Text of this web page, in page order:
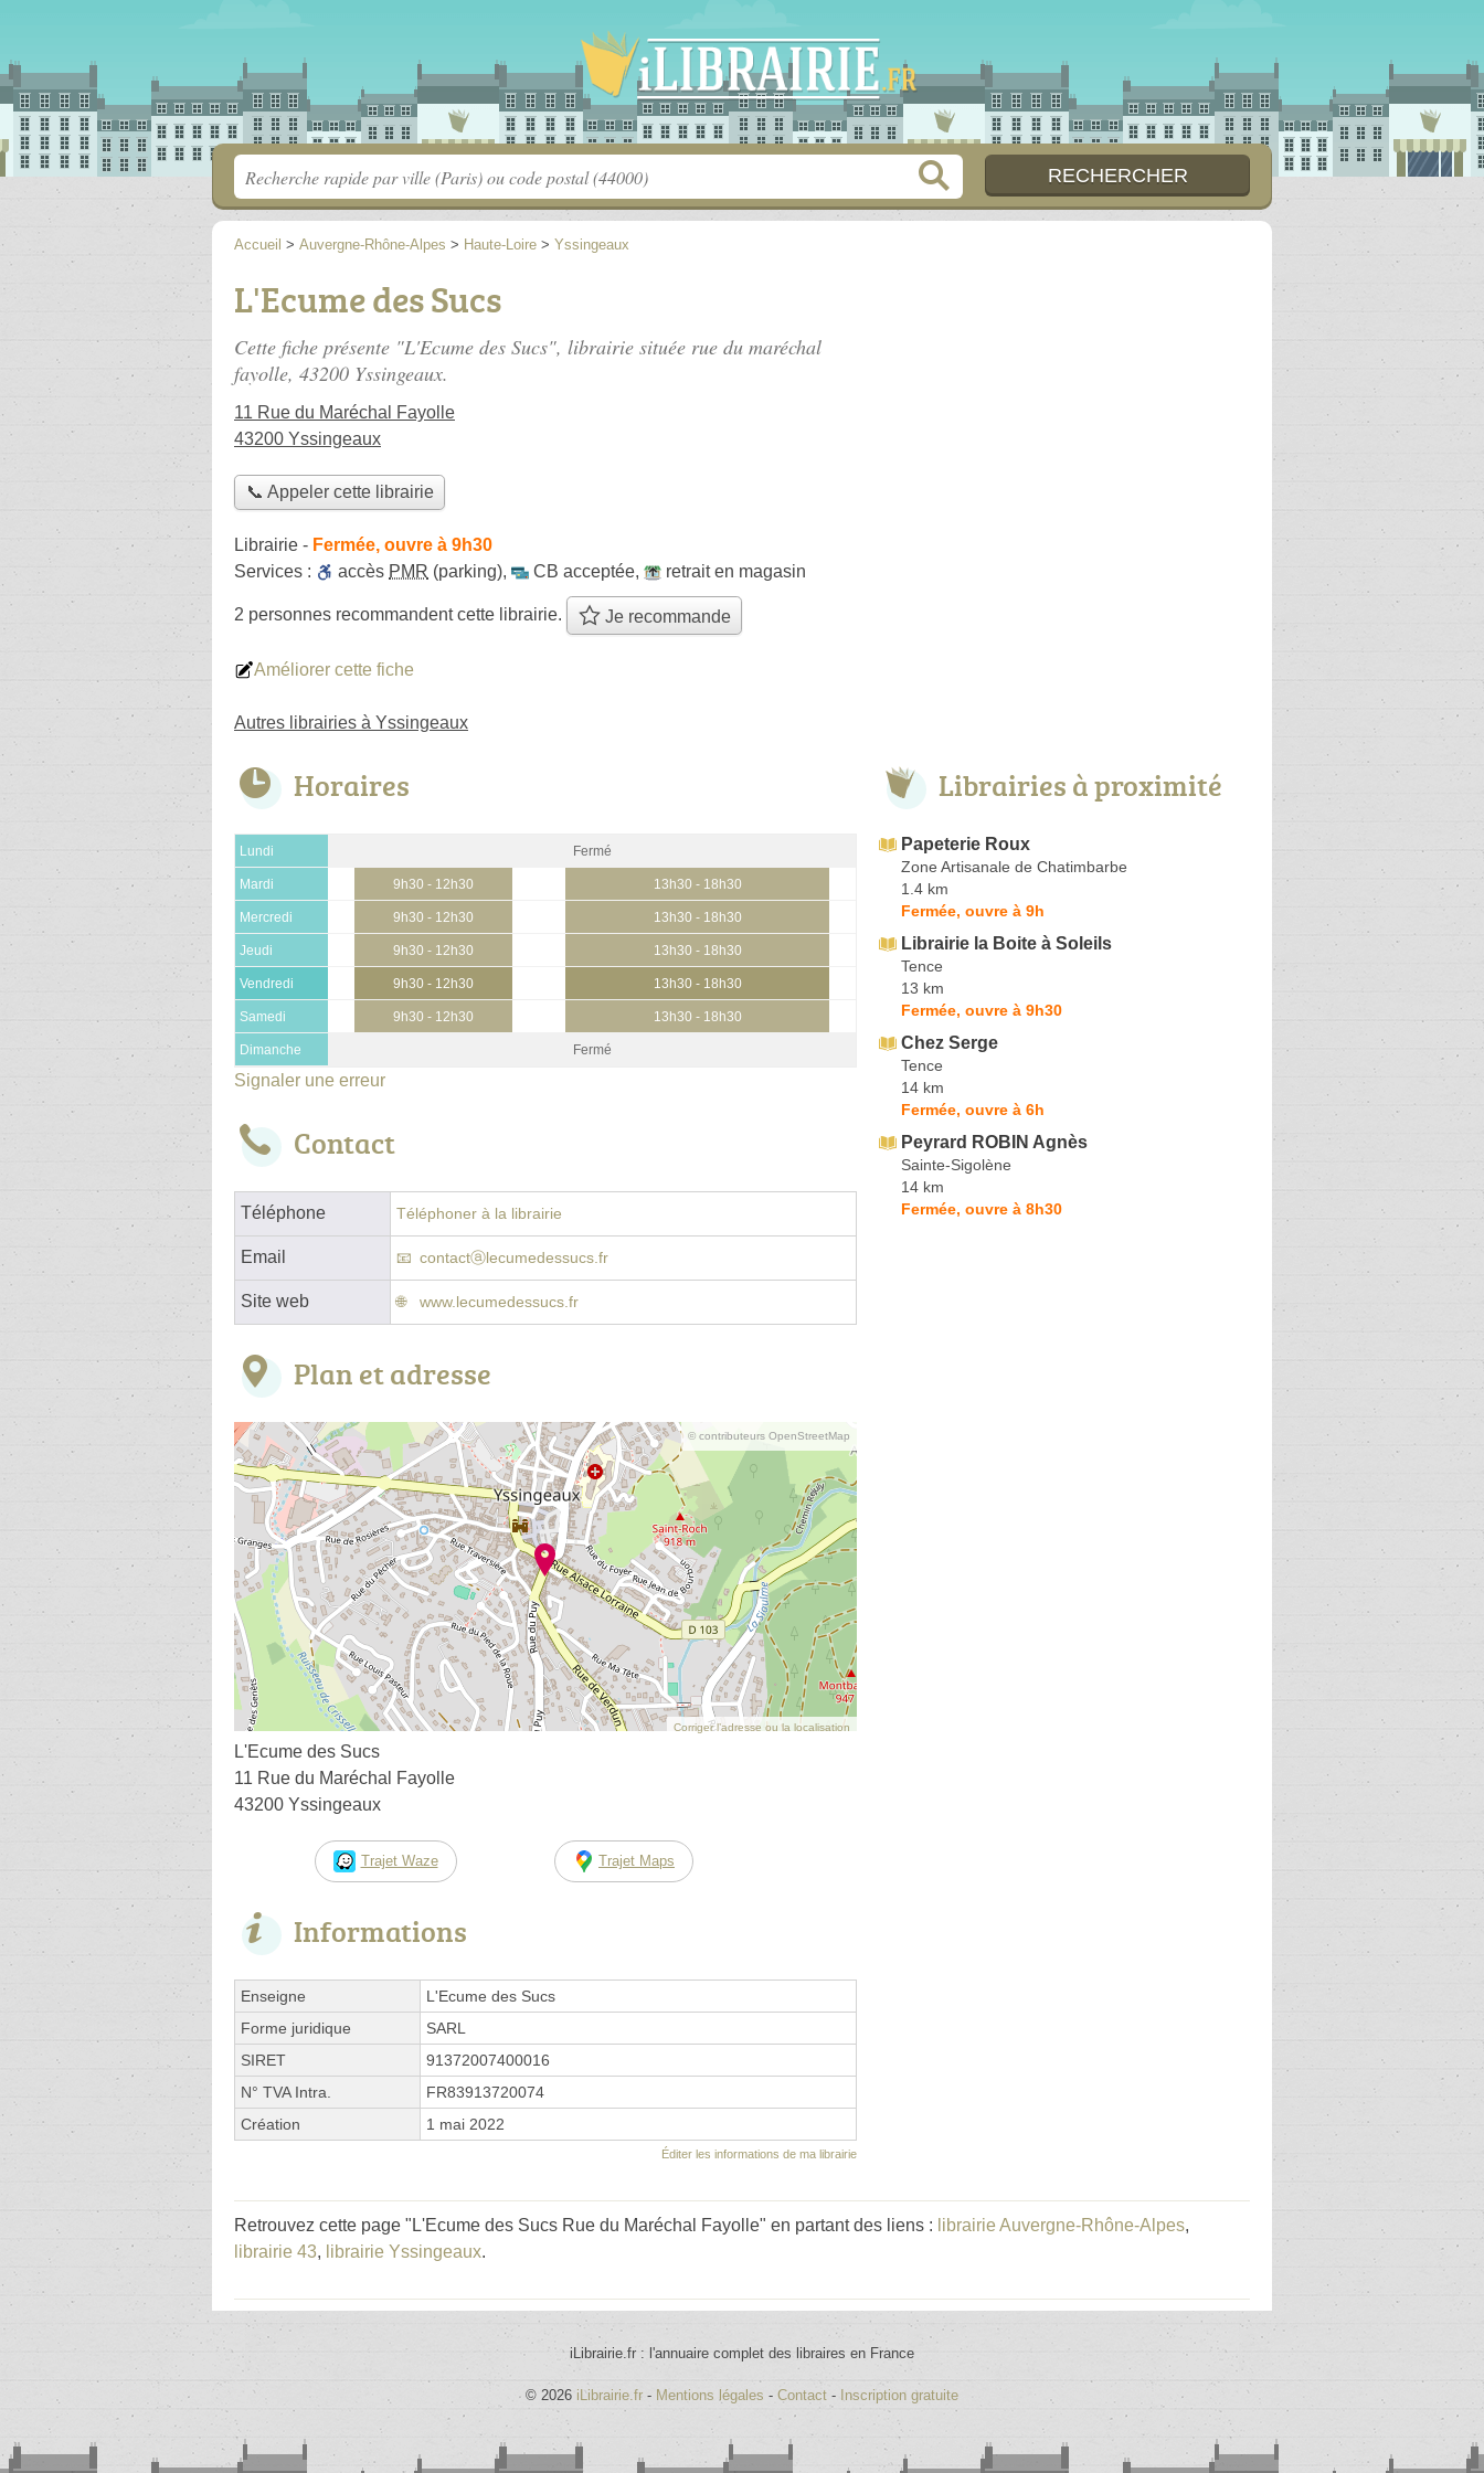
Accueil > Auvergne-Rhône-Alpes > Haute-Loire > Yssingeaux
L'Ecume des Sucs
Cette fiche présente "L'Ecume des Sucs", librairie située rue du maréchal
fayolle, 43200 Yssingeaux.
11 Rue du Maréchal Fayolle
43200 Yssingeaux
📞 Appeler cette librairie
Librairie - Fermée, ouvre à 9h30
Services :
accès PMR (parking), CB acceptée, retrait en magasin
2 personnes recommandentcette librairie. Je recommande
Améliorer cette fiche
Autres librairies à Yssingeaux
Horaires
Lundi Fermé
Mardi 9h30 - 12h30 13h30 - 18h30
Mercredi 9h30 - 12h30 13h30 - 18h30
Jeudi 9h30 - 12h30 13h30 - 18h30
Vendredi 9h30 - 12h30 13h30 - 18h30
Samedi 9h30 - 12h30 13h30 - 18h30
Dimanche Fermé
Signaler une erreur
Contact
Téléphone Téléphoner à la librairie
Email contactⓐlecumedessucs.fr
Site web www.lecumedessucs.fr
Plan et adresse
© contributeurs OpenStreetMap
Corriger l’adresse ou la localisation
L'Ecume des Sucs
11 Rue du Maréchal Fayolle
43200 Yssingeaux
Trajet Waze Trajet Maps
Informations
Enseigne
L'Ecume des Sucs
Forme juridique
SARL
SIRET
91372007400016
N° TVA Intra.
FR83913720074
Création
1 mai 2022
Éditer les informations de ma librairie
Librairies à proximité
Papeterie Roux
Zone Artisanale de Chatimbarbe
1.4 km
Fermée, ouvre à 9h
Librairie la Boite à Soleils
Tence
13 km
Fermée, ouvre à 9h30
Chez Serge
Tence
14 km
Fermée, ouvre à 6h
Peyrard ROBIN Agnès
Sainte-Sigolène
14 km
Fermée, ouvre à 8h30
Retrouvez cette page "L'Ecume des Sucs Rue du Maréchal Fayolle" en partant des liens : librairie Auvergne-Rhône-Alpes,
librairie 43, librairie Yssingeaux.
iLibrairie.fr : l'annuaire complet des libraires en France
© 2026 iLibrairie.fr - Mentions légales - Contact - Inscription gratuite